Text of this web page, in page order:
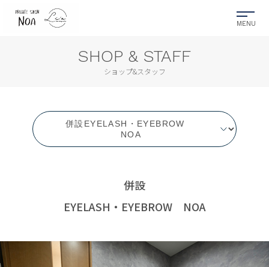
SHOP & STAFF
ショップ&スタッフ
併設
EYELASH・EYEBROW NOA